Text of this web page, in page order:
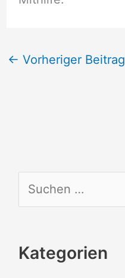
← Vorheriger Beitrag
u
h
Kategorien